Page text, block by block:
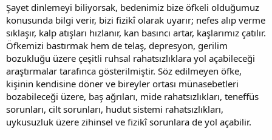
Şayet dinlemeyi biliyorsak, bedenimiz bize öfkeli olduğumuz
konusunda bilgi verir, bizi fizikî olarak uyarır; nefes alıp verme
sıklaşır, kalp atışları hızlanır, kan basıncı artar, kaşlarımız çatılır.
Öfkemizi bastırmak hem de telaş, depresyon, gerilim
bozukluğu üzere çeşitli ruhsal rahatsızlıklara yol açabileceği
araştırmalar tarafınca gösterilmiştir. Söz edilmeyen öfke,
kişinin kendisine döner ve bireyler ortası münasebetleri
bozabileceği üzere, baş ağrıları, mide rahatsızlıkları, teneffüs
sorunları, cilt sorunları, hudut sistemi rahatsızlıkları,
uykusuzluk üzere zihinsel ve fizikî sorunlara de yol açabilir.